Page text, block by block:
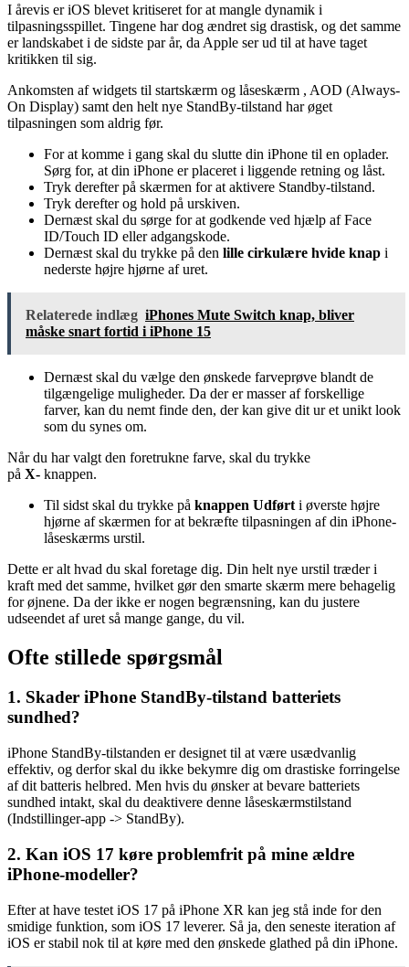
I årevis er iOS blevet kritiseret for at mangle dynamik i
tilpasningsspillet. Tingene har dog ændret sig drastisk, og det samme
er landskabet i de sidste par år, da Apple ser ud til at have taget
kritikken til sig.
Ankomsten af ​​widgets til startskærm og låseskærm , AOD (Always-
On Display) samt den helt nye StandBy-tilstand har øget
tilpasningen som aldrig før.
For at komme i gang skal du slutte din iPhone til en oplader.
Sørg for, at din iPhone er placeret i liggende retning og låst.
Tryk derefter på skærmen for at aktivere Standby-tilstand.
Tryk derefter og hold på urskiven.
Dernæst skal du sørge for at godkende ved hjælp af Face
ID/Touch ID eller adgangskode.
Dernæst skal du trykke på den lille cirkulære hvide knap i
nederste højre hjørne af uret.
Relaterede indlæg iPhones Mute Switch knap, bliver
måske snart fortid i iPhone 15
Dernæst skal du vælge den ønskede farveprøve blandt de
tilgængelige muligheder. Da der er masser af forskellige
farver, kan du nemt finde den, der kan give dit ur et unikt look
som du synes om.
Når du har valgt den foretrukne farve, skal du trykke
på X- knappen.
Til sidst skal du trykke på knappen Udført i øverste højre
hjørne af skærmen for at bekræfte tilpasningen af ​​din iPhone-
låseskærms urstil.
Dette er alt hvad du skal foretage dig. Din helt nye urstil træder i
kraft med det samme, hvilket gør den smarte skærm mere behagelig
for øjnene. Da der ikke er nogen begrænsning, kan du justere
udseendet af uret så mange gange, du vil.
Ofte stillede spørgsmål
1. Skader iPhone StandBy-tilstand batteriets
sundhed?
iPhone StandBy-tilstanden er designet til at være usædvanlig
effektiv, og derfor skal du ikke bekymre dig om drastiske forringelse
af dit batteris helbred. Men hvis du ønsker at bevare batteriets
sundhed intakt, skal du deaktivere denne låseskærmstilstand
(Indstillinger-app -> StandBy).
2. Kan iOS 17 køre problemfrit på mine ældre
iPhone-modeller?
Efter at have testet iOS 17 på iPhone XR kan jeg stå inde for den
smidige funktion, som iOS 17 leverer. Så ja, den seneste iteration af
iOS er stabil nok til at køre med den ønskede glathed på din iPhone.